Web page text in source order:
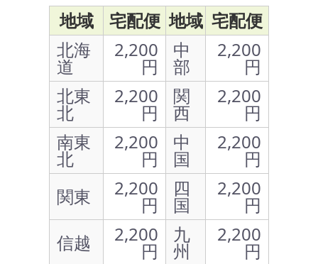
地域
宅配便 地域 宅配便
北海
道
2,200
円
中
部
2,200
円
北東
北
2,200
円
関
西
2,200
円
南東
北
2,200
円
中
国
2,200
円
関東
2,200
円
四
国
2,200
円
信越
2,200
円
九
州
2,200
円